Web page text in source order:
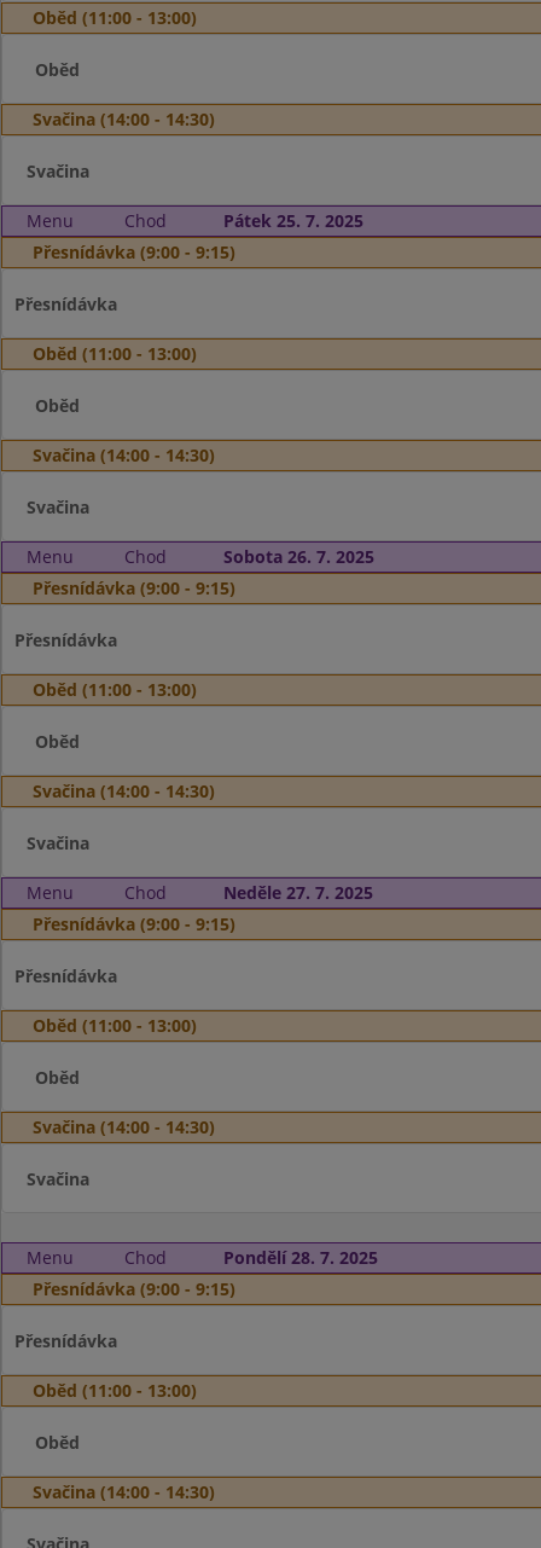
Oběd (11:00 - 13:00)
Oběd
Svačina (14:00 - 14:30)
Svačina
Menu Chod
Pátek 25. 7. 2025
Přesnídávka (9:00 - 9:15)
Přesnídávka
Oběd (11:00 - 13:00)
Oběd
Svačina (14:00 - 14:30)
Svačina
Menu Chod
Sobota 26. 7. 2025
Přesnídávka (9:00 - 9:15)
Přesnídávka
Oběd (11:00 - 13:00)
Oběd
Svačina (14:00 - 14:30)
Svačina
Menu Chod
Neděle 27. 7. 2025
Přesnídávka (9:00 - 9:15)
Přesnídávka
Oběd (11:00 - 13:00)
Oběd
Svačina (14:00 - 14:30)
Svačina
Menu Chod
Pondělí 28. 7. 2025
Přesnídávka (9:00 - 9:15)
Přesnídávka
Oběd (11:00 - 13:00)
Oběd
Svačina (14:00 - 14:30)